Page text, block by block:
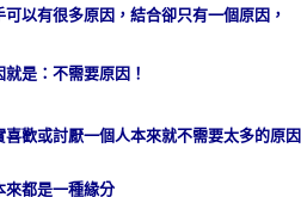
可以有很多原因，結合卻只有一個原因，
就是：不需要原因！
喜歡或討厭一個人本來就不需要太多的原因
來都是一種緣分